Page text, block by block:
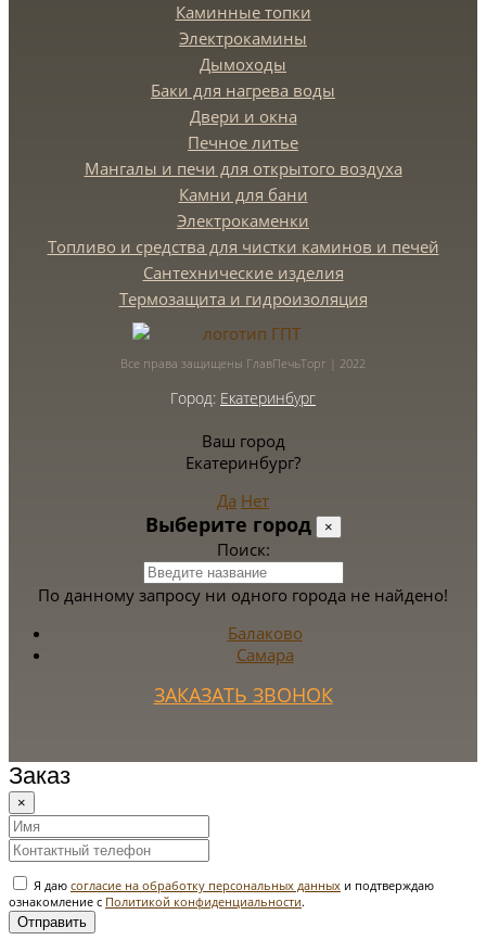
Каминные топки
Электрокамины
Дымоходы
Баки для нагрева воды
Двери и окна
Печное литье
Мангалы и печи для открытого воздуха
Камни для бани
Электрокаменки
Топливо и средства для чистки каминов и печей
Сантехнические изделия
Термозащита и гидроизоляция
Все права защищены ГлавПечьТорг | 2022
Город: Екатеринбург
Ваш город
Екатеринбург?
Да Нет
Выберите город ×
Поиск:
По данному запросу ни одного города не найдено!
Балаково
Самара
ЗАКАЗАТЬ ЗВОНОК
Заказ
×
Я даю согласие на обработку персональных данных и подтверждаю
ознакомление с Политикой конфиденциальности.
Отправить